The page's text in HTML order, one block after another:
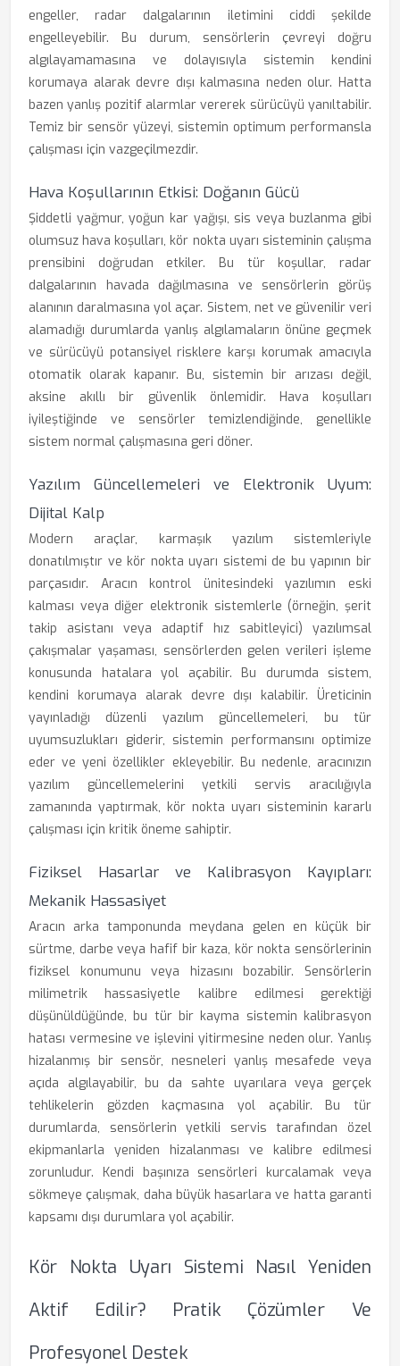
engeller, radar dalgalarının iletimini ciddi şekilde
engelleyebilir. Bu durum, sensörlerin çevreyi doğru
algılayamamasına ve dolayısıyla sistemin kendini
korumaya alarak devre dışı kalmasına neden olur. Hatta
bazen yanlış pozitif alarmlar vererek sürücüyü yanıltabilir.
Temiz bir sensör yüzeyi, sistemin optimum performansla
çalışması için vazgeçilmezdir.
Hava Koşullarının Etkisi: Doğanın Gücü
Şiddetli yağmur, yoğun kar yağışı, sis veya buzlanma gibi
olumsuz hava koşulları, kör nokta uyarı sisteminin çalışma
prensibini doğrudan etkiler. Bu tür koşullar, radar
dalgalarının havada dağılmasına ve sensörlerin görüş
alanının daralmasına yol açar. Sistem, net ve güvenilir veri
alamadığı durumlarda yanlış algılamaların önüne geçmek
ve sürücüyü potansiyel risklere karşı korumak amacıyla
otomatik olarak kapanır. Bu, sistemin bir arızası değil,
aksine akıllı bir güvenlik önlemidir. Hava koşulları
iyileştiğinde ve sensörler temizlendiğinde, genellikle
sistem normal çalışmasına geri döner.
Yazılım Güncellemeleri ve Elektronik Uyum:
Dijital Kalp
Modern araçlar, karmaşık yazılım sistemleriyle
donatılmıştır ve kör nokta uyarı sistemi de bu yapının bir
parçasıdır. Aracın kontrol ünitesindeki yazılımın eski
kalması veya diğer elektronik sistemlerle (örneğin, şerit
takip asistanı veya adaptif hız sabitleyici) yazılımsal
çakışmalar yaşaması, sensörlerden gelen verileri işleme
konusunda hatalara yol açabilir. Bu durumda sistem,
kendini korumaya alarak devre dışı kalabilir. Üreticinin
yayınladığı düzenli yazılım güncellemeleri, bu tür
uyumsuzlukları giderir, sistemin performansını optimize
eder ve yeni özellikler ekleyebilir. Bu nedenle, aracınızın
yazılım güncellemelerini yetkili servis aracılığıyla
zamanında yaptırmak, kör nokta uyarı sisteminin kararlı
çalışması için kritik öneme sahiptir.
Fiziksel Hasarlar ve Kalibrasyon Kayıpları:
Mekanik Hassasiyet
Aracın arka tamponunda meydana gelen en küçük bir
sürtme, darbe veya hafif bir kaza, kör nokta sensörlerinin
fiziksel konumunu veya hizasını bozabilir. Sensörlerin
milimetrik hassasiyetle kalibre edilmesi gerektiği
düşünüldüğünde, bu tür bir kayma sistemin kalibrasyon
hatası vermesine ve işlevini yitirmesine neden olur. Yanlış
hizalanmış bir sensör, nesneleri yanlış mesafede veya
açıda algılayabilir, bu da sahte uyarılara veya gerçek
tehlikelerin gözden kaçmasına yol açabilir. Bu tür
durumlarda, sensörlerin yetkili servis tarafından özel
ekipmanlarla yeniden hizalanması ve kalibre edilmesi
zorunludur. Kendi başınıza sensörleri kurcalamak veya
sökmeye çalışmak, daha büyük hasarlara ve hatta garanti
kapsamı dışı durumlara yol açabilir.
Kör Nokta Uyarı Sistemi Nasıl Yeniden
Aktif Edilir? Pratik Çözümler Ve
Profesyonel Destek